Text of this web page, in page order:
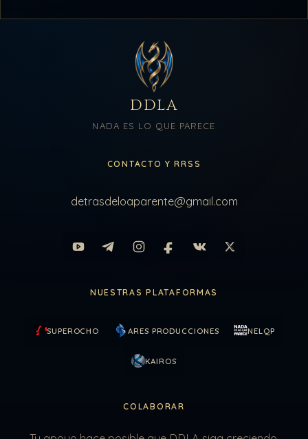
DDLA
NADA ES LO QUE PARECE
CONTACTO Y RRSS
detrasdeloaparente@gmail.com
NUESTRAS PLATAFORMAS
SUPEROCHO ARES PRODUCCIONES NELQP
KAIROS
COLABORAR